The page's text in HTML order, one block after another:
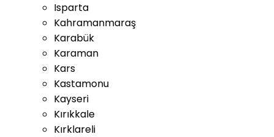
Isparta
Kahramanmaraş
Karabük
Karaman
Kars
Kastamonu
Kayseri
Kırıkkale
Kırklareli